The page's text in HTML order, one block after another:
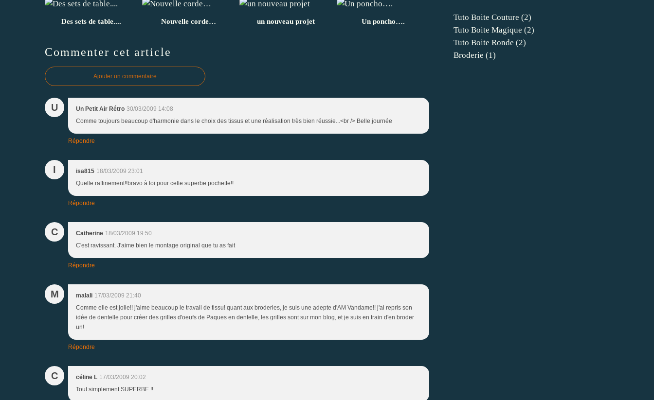
Des sets de table.... Nouvelle corde… un nouveau projet Un poncho….
Commenter cet article
Ajouter un commentaire
U Un Petit Air Rétro 30/03/2009 14:08
Comme toujours beaucoup d'harmonie dans le choix des tissus et une réalisation très bien réussie...<br /> Belle journée
Répondre
I isa815 18/03/2009 23:01
Quelle raffinement!!bravo à toi pour cette superbe pochette!!
Répondre
C Catherine 18/03/2009 19:50
C'est ravissant. J'aime bien le montage original que tu as fait
Répondre
M malali 17/03/2009 21:40
Comme elle est jolie!! j'aime beaucoup le travail de tissu! quant aux broderies, je suis une adepte d'AM Vandame!! j'ai repris son
idée de dentelle pour créer des grilles d'oeufs de Paques en dentelle, les grilles sont sur mon blog, et je suis en train d'en broder
un!
Répondre
C céline L 17/03/2009 20:02
Tout simplement SUPERBE !!
Tuto Boite Couture (2)
Tuto Boite Magique (2)
Tuto Boite Ronde (2)
Broderie (1)